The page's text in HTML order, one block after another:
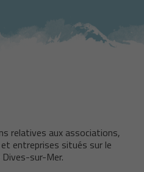
relatives aux associations,
entreprises situés sur le
sur-Mer.